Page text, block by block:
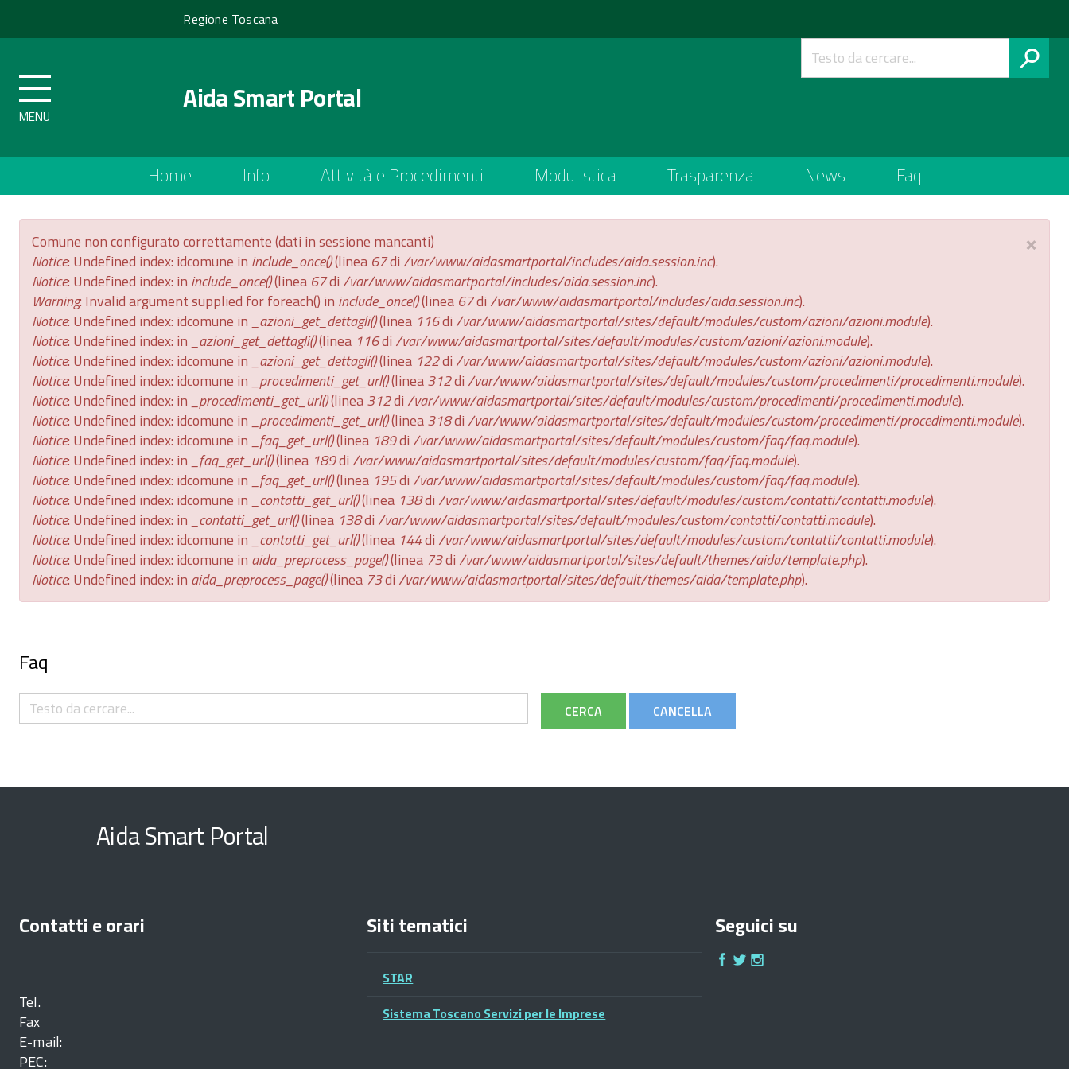
Regione
Toscana
Regione Toscana
Aida Smart Portal
Top
menu
Home Info Attività e Procedimenti Modulistica Trasparenza News Faq
×
Messaggio di errore
Comune non configurato correttamente (dati in sessione mancanti)
Notice: Undefined index: idcomune in include_once()(linea 67di /var/www/aidasmartportal/includes/aida.session.inc).
Notice: Undefined index: in include_once()(linea 67di /var/www/aidasmartportal/includes/aida.session.inc).
Warning: Invalid argument supplied for foreach() in include_once()(linea 67di /var/www/aidasmartportal/includes/aida.session.inc).
Notice: Undefined index: idcomune in _azioni_get_dettagli()(linea 116di /var/www/aidasmartportal/sites/default/modules/custom/azioni/azioni.module).
Notice: Undefined index: in _azioni_get_dettagli()(linea 116di /var/www/aidasmartportal/sites/default/modules/custom/azioni/azioni.module).
Notice: Undefined index: idcomune in _azioni_get_dettagli()(linea 122di /var/www/aidasmartportal/sites/default/modules/custom/azioni/azioni.module).
Notice: Undefined index: idcomune in _procedimenti_get_url()(linea312di /var/www/aidasmartportal/sites/default/modules/custom/procedimenti/procedimenti.module).
Notice: Undefined index: in _procedimenti_get_url()(linea312di /var/www/aidasmartportal/sites/default/modules/custom/procedimenti/procedimenti.module).
Notice: Undefined index: idcomune in _procedimenti_get_url()(linea318di /var/www/aidasmartportal/sites/default/modules/custom/procedimenti/procedimenti.module).
Notice: Undefined index: idcomune in _faq_get_url()(linea 189di /var/www/aidasmartportal/sites/default/modules/custom/faq/faq.module).
Notice: Undefined index: in _faq_get_url()(linea 189di /var/www/aidasmartportal/sites/default/modules/custom/faq/faq.module).
Notice: Undefined index: idcomune in _faq_get_url()(linea 195di /var/www/aidasmartportal/sites/default/modules/custom/faq/faq.module).
Notice: Undefined index: idcomune in _contatti_get_url()(linea 138di /var/www/aidasmartportal/sites/default/modules/custom/contatti/contatti.module).
Notice: Undefined index: in _contatti_get_url()(linea 138di /var/www/aidasmartportal/sites/default/modules/custom/contatti/contatti.module).
Notice: Undefined index: idcomune in _contatti_get_url()(linea 144di /var/www/aidasmartportal/sites/default/modules/custom/contatti/contatti.module).
Notice: Undefined index: idcomune in aida_preprocess_page()(linea 73di /var/www/aidasmartportal/sites/default/themes/aida/template.php).
Notice: Undefined index: in aida_preprocess_page()(linea 73di /var/www/aidasmartportal/sites/default/themes/aida/template.php).
Faq
CANCELLA
Aida Smart Portal
Contatti e orari
Tel.
Fax
E-mail:
PEC:
Siti tematici
STAR
Sistema Toscano Servizi per le Imprese
Seguici su